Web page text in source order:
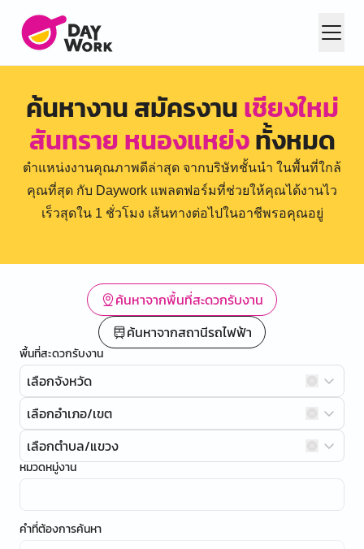
ค้นหางาน สมัครงานเชียงใหม่
สันทราย หนองแหย่งทั้งหมด
ตำแหน่งงานคุณภาพดีล่าสุด จากบริษัทชั้นนำ ในพื้นที่ใกล้
คุณที่สุด กับ Daywork แพลตฟอร์มที่ช่วยให้คุณได้งานไว
เร็วสุดใน 1 ชั่วโมง เส้นทางต่อไปในอาชีพรอคุณอยู่
ค้นหาจากพื้นที่สะดวกรับงาน
ค้นหาจากสถานีรถไฟฟ้า
พื้นที่สะดวกรับงาน
เลือกจังหวัด
เลือกอำเภอ/เขต
เลือกตำบล/แขวง
หมวดหมู่งาน
คำที่ต้องการค้นหา